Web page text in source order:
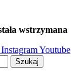
wstrzymana
InstagramYoutube
Szukaj